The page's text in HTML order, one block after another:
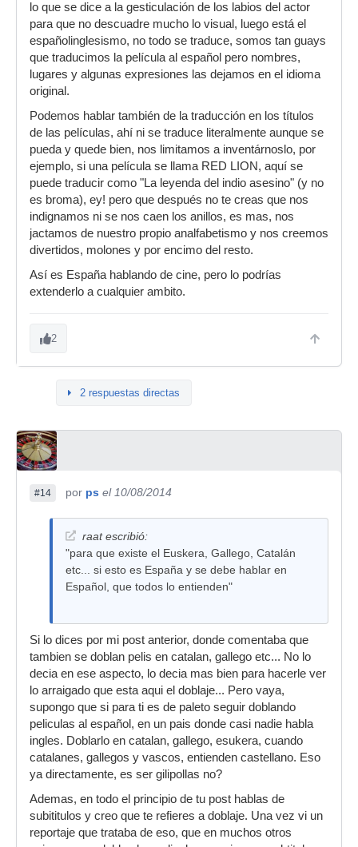
lo que se dice a la gesticulación de los labios del actor
para que no descuadre mucho lo visual, luego está el
españolinglesismo, no todo se traduce, somos tan guays
que traducimos la película al español pero nombres,
lugares y algunas expresiones las dejamos en el idioma
original.
Podemos hablar también de la traducción en los títulos
de las películas, ahí ni se traduce literalmente aunque se
pueda y quede bien, nos limitamos a inventárnoslo, por
ejemplo, si una película se llama RED LION, aquí se
puede traducir como "La leyenda del indio asesino" (y no
es broma), ey! pero que después no te creas que nos
indignamos ni se nos caen los anillos, es mas, nos
jactamos de nuestro propio analfabetismo y nos creemos
divertidos, molones y por encimo del resto.
Así es España hablando de cine, pero lo podrías
extenderlo a cualquier ambito.
2
2 respuestas directas
#14 por ps el 10/08/2014
raat escribió:
"para que existe el Euskera, Gallego, Catalán
etc... si esto es España y se debe hablar en
Español, que todos lo entienden"
Si lo dices por mi post anterior, donde comentaba que
tambien se doblan pelis en catalan, gallego etc... No lo
decia en ese aspecto, lo decia mas bien para hacerle ver
lo arraigado que esta aqui el doblaje... Pero vaya,
supongo que si para ti es de paleto seguir doblando
peliculas al español, en un pais donde casi nadie habla
ingles. Doblarlo en catalan, gallego, esukera, cuando
catalanes, gallegos y vascos, entienden castellano. Eso
ya directamente, es ser gilipollas no?
Ademas, en todo el principio de tu post hablas de
subititulos y creo que te refieres a doblaje. Una vez vi un
reportaje que trataba de eso, que en muchos otros